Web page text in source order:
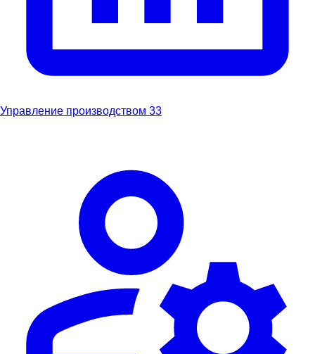
Управление производством 33